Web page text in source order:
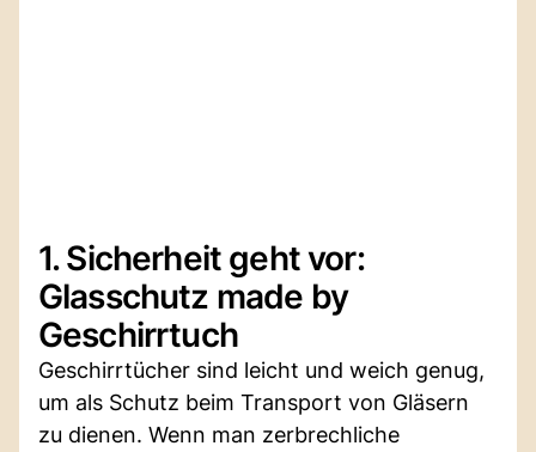
1. Sicherheit geht vor:
Glasschutz made by
Geschirrtuch
Geschirrtücher sind leicht und weich genug,
um als Schutz beim Transport von Gläsern
zu dienen. Wenn man zerbrechliche